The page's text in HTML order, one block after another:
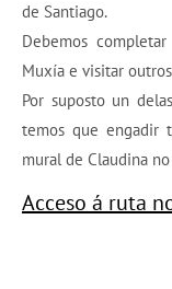
de Santiago.
Debemos
Muxía e visitar
Por suposto un
temos que engadir
mural de Claudina
Acceso á ruta